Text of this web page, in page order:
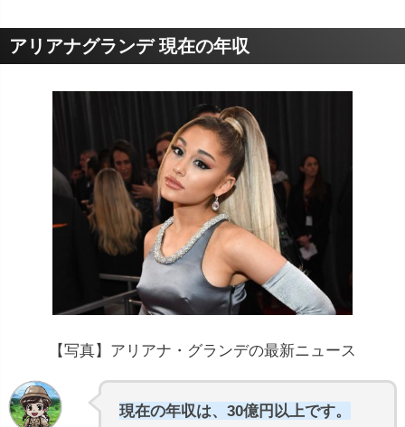
アリアナグランデ 現在の年収
【写真】アリアナ・グランデの最新ニュース
現在の年収は、30億円以上です。